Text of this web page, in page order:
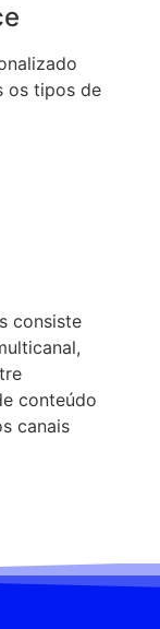
os tipos de
consiste
conteúdo
canais